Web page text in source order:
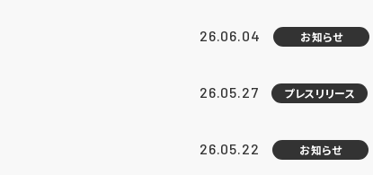
26.06.04 お知らせ
26.05.27 プレスリリース
26.05.22 お知らせ